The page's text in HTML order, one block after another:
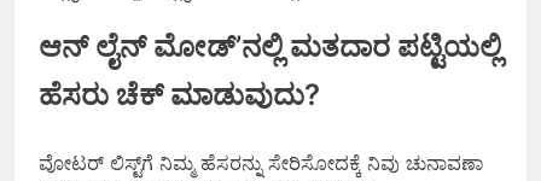
ಆನ್ ಲೈನ್ ಮೋಡ್’ನಲ್ಲಿ ಮತದಾರ ಪಟ್ಟಿಯಲ್ಲಿ
ಹೆಸರು ಚೆಕ್ ಮಾಡುವುದು?
ವೋಟರ್ ಲಿಸ್ಟ್‌ಗೆ ನಿಮ್ಮ ಹೆಸರನ್ನು ಸೇರಿಸೋದಕ್ಕೆ ನಿವು ಚುನಾವಣಾ